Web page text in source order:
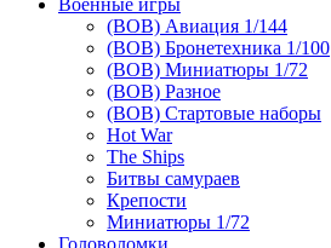
Военные игры
(ВОВ) Авиация 1/144
(ВОВ) Бронетехника 1/100
(ВОВ) Миниатюры 1/72
(ВОВ) Разное
(ВОВ) Стартовые наборы
Hot War
The Ships
Битвы самураев
Крепости
Миниатюры 1/72
Головоломки